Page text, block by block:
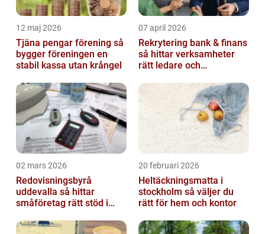
12 maj 2026
Tjäna pengar förening så
bygger föreningen en
stabil kassa utan krångel
07 april 2026
Rekrytering bank & finans
så hittar verksamheter
rätt ledare och
02 mars 2026
Redovisningsbyrå
uddevalla så hittar
småföretag rätt stöd i
20 februari 2026
Heltäckningsmatta i
stockholm så väljer du
rätt för hem och kontor